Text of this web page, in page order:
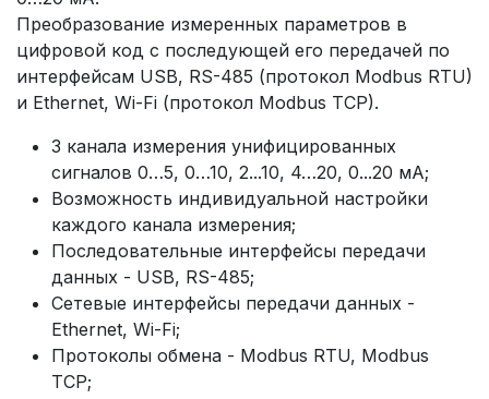
Преобразование измеренных параметров в
цифровой код с последующей его передачей по
интерфейсам USB, RS-485 (протокол Modbus RTU)
и Ethernet, Wi-Fi (протокол Modbus TCP).
3 канала измерения унифицированных
сигналов 0…5, 0…10, 2...10, 4…20, 0...20 мА;
Возможность индивидуальной настройки
каждого канала измерения;
Последовательные интерфейсы передачи
данных - USB, RS-485;
Сетевые интерфейсы передачи данных -
Ethernet, Wi-Fi;
Протоколы обмена - Modbus RTU, Modbus
TCP;